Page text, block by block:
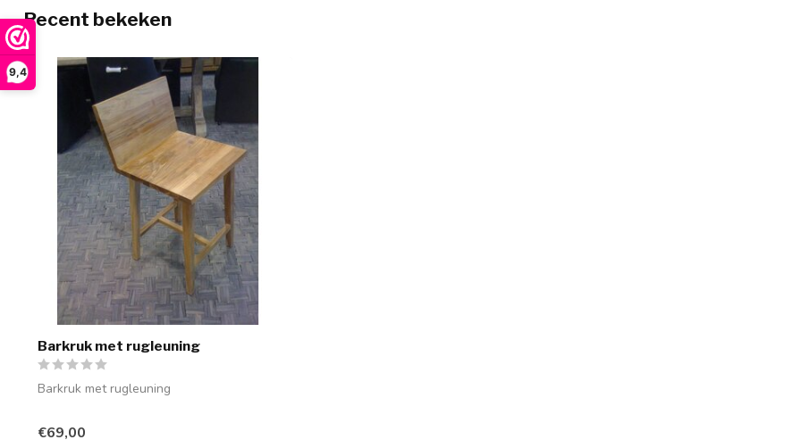
9,4
Recent bekeken
Barkruk met rugleuning
Barkruk met rugleuning
€69,00